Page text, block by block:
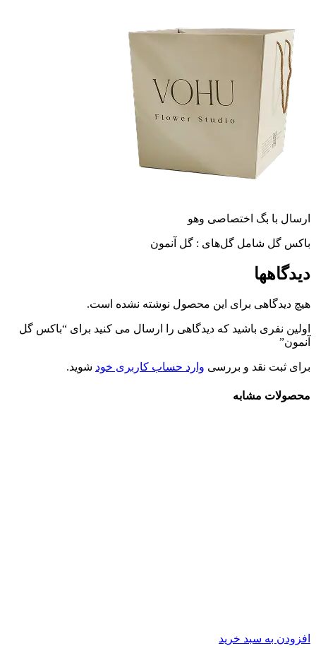
ارسال با بگ اختصاصی وهو
باکس گل شامل گل‌های : گل آنمون
دیدگاهها
هیچ دیدگاهی برای این محصول نوشته نشده است.
اولین نفری باشید که دیدگاهی را ارسال می کنید برای “باکس گل
آنمون”
برای ثبت نقد و بررسی وارد حساب کاربری خود شوید.
محصولات مشابه
افزودن به سبد خرید